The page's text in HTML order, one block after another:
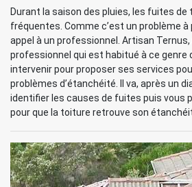
Durant la saison des pluies, les fuites
fréquentes. Comme c’est un problème
appel à un professionnel. Artisan
professionnel qui est habitué à ce genre
intervenir pour proposer ses services
problèmes d’étanchéité. Il va, après un
identifier les causes de fuites puis vous
pour que la toiture retrouve son